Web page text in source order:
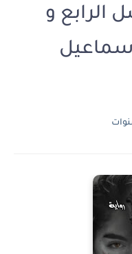
الرابع و
بقلم اسماعيل